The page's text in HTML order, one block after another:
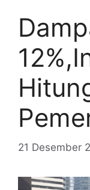
21 Desember